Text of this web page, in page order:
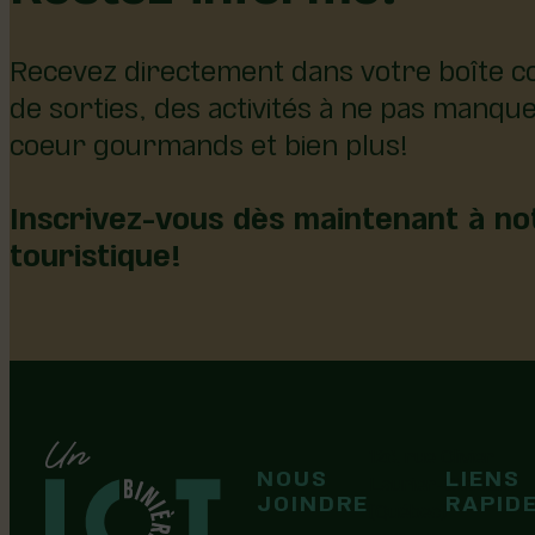
Recevez directement dans votre boîte
de sorties, des activités à ne pas
coeur gourmands et bien plus!
Inscrivez-vous dès maintenant à
touristique!
NOUS
JOINDRE
Laurier-Station
(Québec)
LIENS